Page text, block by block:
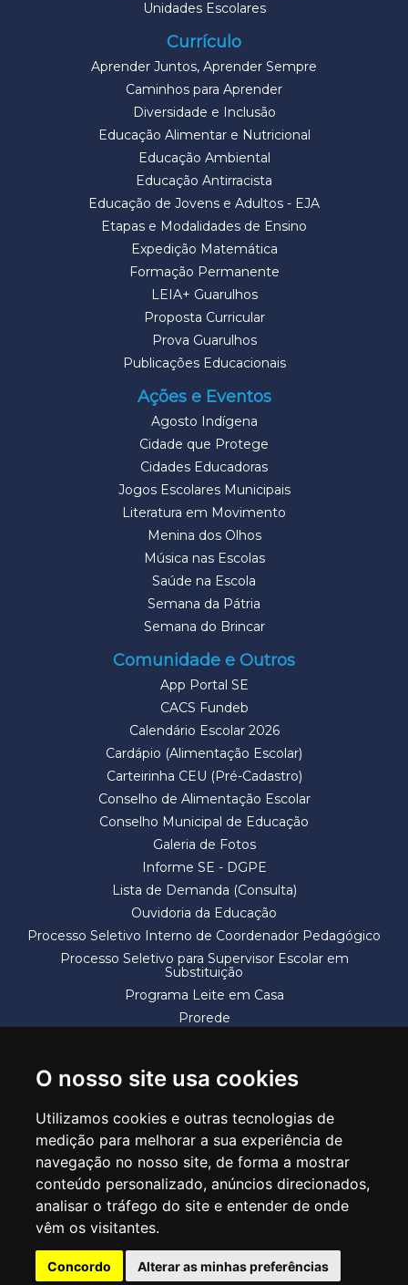
O nosso site usa cookies
Utilizamos cookies e outras tecnologias de
medição para melhorar a sua experiência de
navegação no nosso site, de forma a mostrar
conteúdo personalizado, anúncios direcionados,
analisar o tráfego do site e entender de onde
vêm os visitantes.
Concordo Alterar as minhas preferências
Unidades Escolares
Currículo
Aprender Juntos, Aprender Sempre
Caminhos para Aprender
Diversidade e Inclusão
Educação Alimentar e Nutricional
Educação Ambiental
Educação Antirracista
Educação de Jovens e Adultos - EJA
Etapas e Modalidades de Ensino
Expedição Matemática
Formação Permanente
LEIA+ Guarulhos
Proposta Curricular
Prova Guarulhos
Publicações Educacionais
Ações e Eventos
Agosto Indígena
Cidade que Protege
Cidades Educadoras
Jogos Escolares Municipais
Literatura em Movimento
Menina dos Olhos
Música nas Escolas
Saúde na Escola
Semana da Pátria
Semana do Brincar
Comunidade e Outros
App Portal SE
CACS Fundeb
Calendário Escolar 2026
Cardápio (Alimentação Escolar)
Carteirinha CEU (Pré-Cadastro)
Conselho de Alimentação Escolar
Conselho Municipal de Educação
Galeria de Fotos
Informe SE - DGPE
Lista de Demanda (Consulta)
Ouvidoria da Educação
Processo Seletivo Interno de Coordenador Pedagógico
Processo Seletivo para Supervisor Escolar em
Substituição
Programa Leite em Casa
Prorede
SECRETARIA DE EDUCAÇÃO
Rua Claudino Barbosa, 313 - Macedo - Guarulhos/SP CEP 07113-040
Central de Atendimento: *55 11 2475-7300